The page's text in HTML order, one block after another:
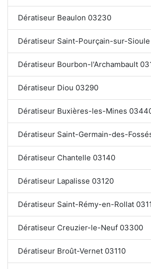
Dératiseur Beaulon 03230
Dératiseur Saint-Pourçain-sur-
Dératiseur Bourbon-l'Archambault
Dératiseur Diou 03290
Dératiseur Buxières-les-Mines
Dératiseur Saint-Germain-des-
Dératiseur Chantelle 03140
Dératiseur Lapalisse 03120
Dératiseur Saint-Rémy-en-Rollat
Dératiseur Creuzier-le-Neuf 03300
Dératiseur Broût-Vernet 03110